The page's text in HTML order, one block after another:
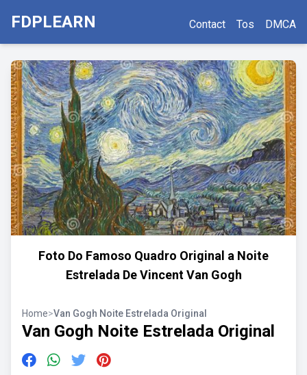
FDPLEARN Contact Tos DMCA
Foto Do Famoso Quadro Original a Noite
Estrelada De Vincent Van Gogh
Home>Van Gogh Noite Estrelada Original
Van Gogh Noite Estrelada Original